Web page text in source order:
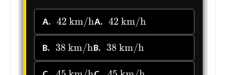
A.
42km/h
A.
42km/h
B.
38km/h
B.
38km/h
45km/h 45km/h